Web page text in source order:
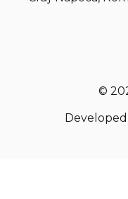
©